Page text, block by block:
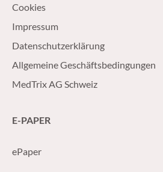
Cookies
Impressum
Datenschutzerklärung
Allgemeine Geschäftsbedingungen
MedTrix AG Schweiz
E-PAPER
ePaper